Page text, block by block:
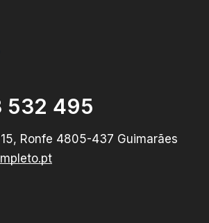
532 495
Ronfe 4805-437 Guimarães